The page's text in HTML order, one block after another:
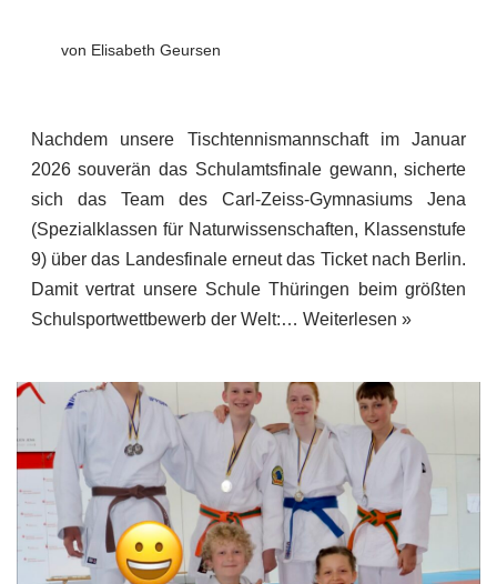
von Elisabeth Geursen
Nachdem unsere Tischtennismannschaft im Januar
2026 souverän das Schulamtsfinale gewann, sicherte
sich das Team des Carl-Zeiss-Gymnasiums Jena
(Spezialklassen für Naturwissenschaften, Klassenstufe
9) über das Landesfinale erneut das Ticket nach Berlin.
Damit vertrat unsere Schule Thüringen beim größten
Schulsportwettbewerb der Welt:… Weiterlesen »